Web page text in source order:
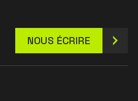
NOUS ÉCRIRE